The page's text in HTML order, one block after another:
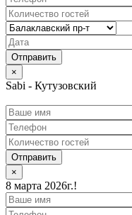
×
Sabi - Кутузовский
Отправить
×
8 марта 2026г.!